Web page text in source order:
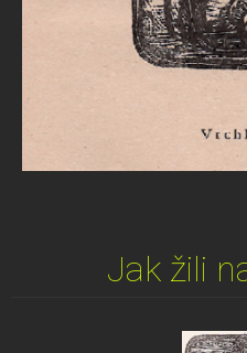
Jak žili